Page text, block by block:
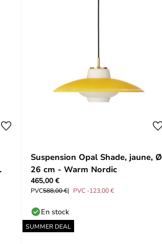
Suspension Opal Shade, jaune, Ø
26 cm - Warm Nordic
465,00 €
PVC588,00 € PVC -123,00 €
En stock
SUMMER DEAL